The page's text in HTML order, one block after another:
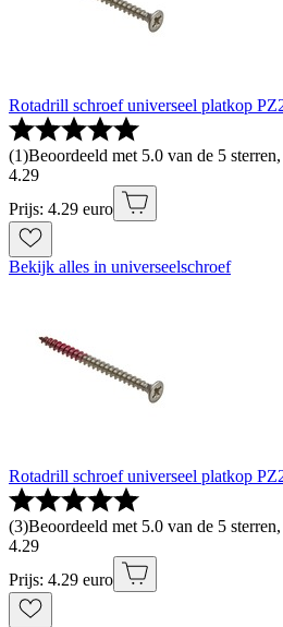
Rotadrill schroef universeel platkop
(1)Beoordeeld met 5.0 van de 5
4.29
Prijs: 4.29 euro
Bekijk alles in universeelschroef
Rotadrill schroef universeel platkop
(3)Beoordeeld met 5.0 van de 5
4.29
Prijs: 4.29 euro